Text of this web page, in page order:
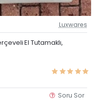
Güncel Fiyat
Luxwares
El Tutamaklı,
Soru Sor